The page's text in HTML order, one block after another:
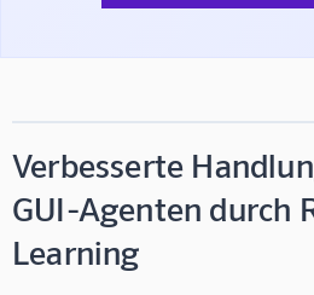
Verbesserte
GUI-Agenten durch
Learning